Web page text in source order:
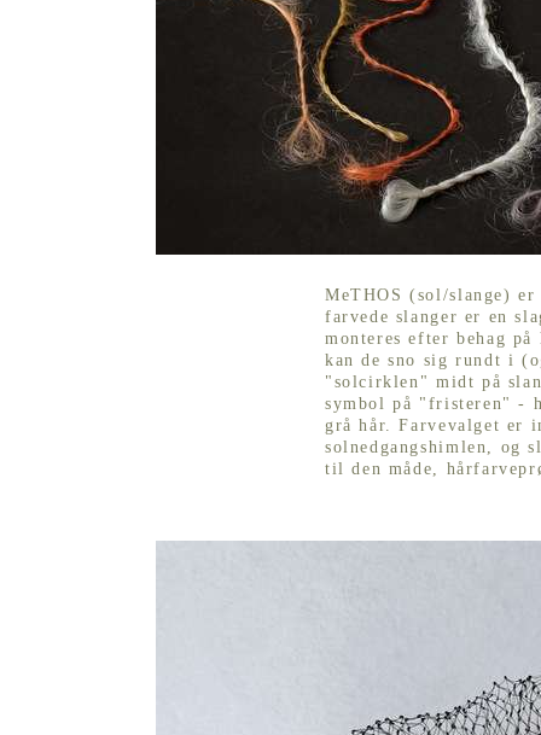
MeTHOS (sol/slange) er
farvede slanger er en
monteres efter behag
kan de sno sig rundt i
"solcirklen" midt på
symbol på "fristeren" -
grå hår. Farvevalget er
solnedgangshimlen, og
til den måde,